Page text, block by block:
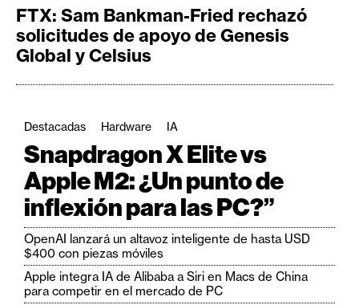
FTX: Sam Bankman-Fried rechazó
solicitudes de apoyo de Genesis
Global y Celsius
Destacadas Hardware IA
Snapdragon X Elite vs
Apple M2: ¿Un punto de
inflexión para las PC?”
OpenAI lanzará un altavoz inteligente de hasta USD
$400 con piezas móviles
Apple integra IA de Alibaba a Siri en Macs de China
para competir en el mercado de PC